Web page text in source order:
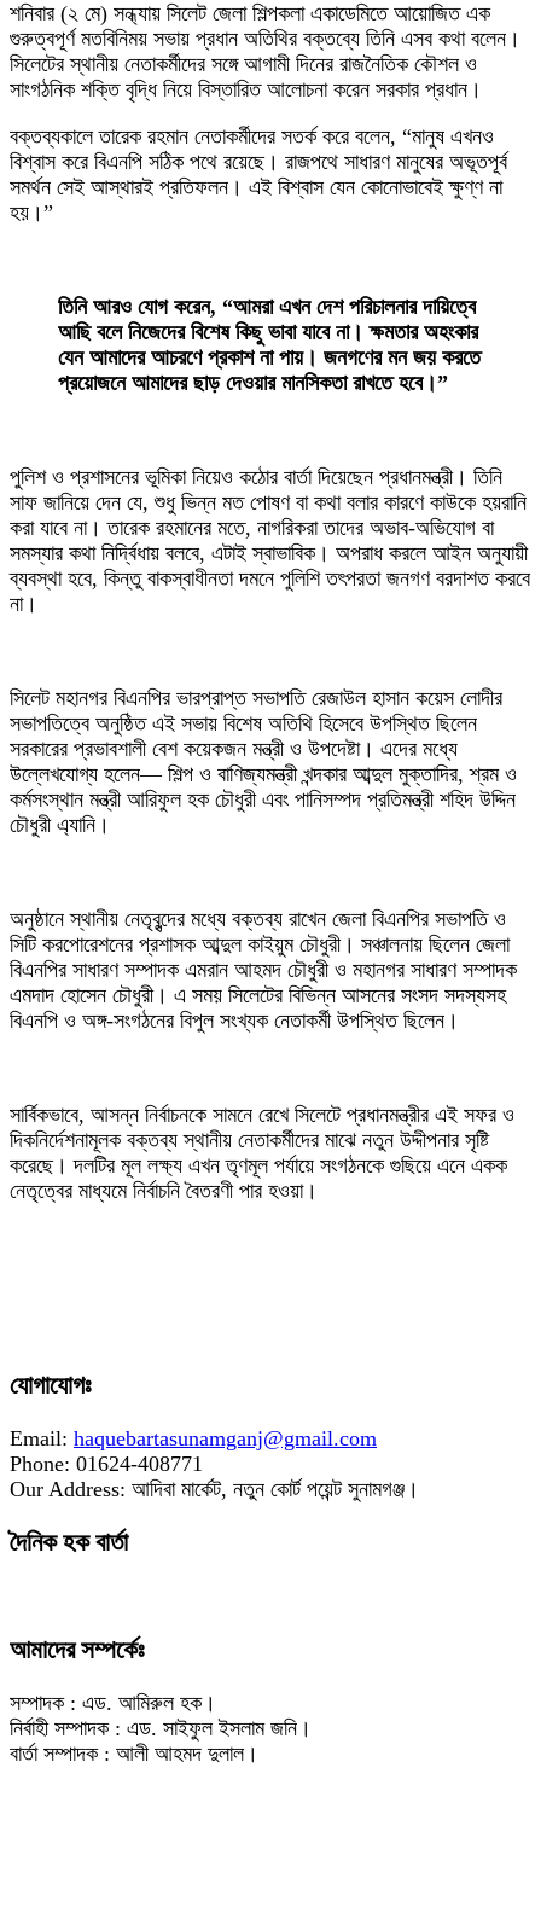
শনিবার (২ মে) সন্ধ্যায় সিলেট জেলা শিল্পকলা একাডেমিতে আয়োজিত এক
গুরুত্বপূর্ণ মতবিনিময় সভায় প্রধান অতিথির বক্তব্যে তিনি এসব কথা বলেন।
সিলেটের স্থানীয় নেতাকর্মীদের সঙ্গে আগামী দিনের রাজনৈতিক কৌশল ও
সাংগঠনিক শক্তি বৃদ্ধি নিয়ে বিস্তারিত আলোচনা করেন সরকার প্রধান।
‎বক্তব্যকালে তারেক রহমান নেতাকর্মীদের সতর্ক করে বলেন, “মানুষ এখনও
বিশ্বাস করে বিএনপি সঠিক পথে রয়েছে। রাজপথে সাধারণ মানুষের অভূতপূর্ব
সমর্থন সেই আস্থারই প্রতিফলন। এই বিশ্বাস যেন কোনোভাবেই ক্ষুণ্ণ না
হয়।”
তিনি আরও যোগ করেন, “আমরা এখন দেশ পরিচালনার দায়িত্বে
আছি বলে নিজেদের বিশেষ কিছু ভাবা যাবে না। ক্ষমতার অহংকার
যেন আমাদের আচরণে প্রকাশ না পায়। জনগণের মন জয় করতে
প্রয়োজনে আমাদের ছাড় দেওয়ার মানসিকতা রাখতে হবে।”
‎পুলিশ ও প্রশাসনের ভূমিকা নিয়েও কঠোর বার্তা দিয়েছেন প্রধানমন্ত্রী। তিনি
সাফ জানিয়ে দেন যে, শুধু ভিন্ন মত পোষণ বা কথা বলার কারণে কাউকে হয়রানি
করা যাবে না। তারেক রহমানের মতে, নাগরিকরা তাদের অভাব-অভিযোগ বা
সমস্যার কথা নির্দ্বিধায় বলবে, এটাই স্বাভাবিক। অপরাধ করলে আইন অনুযায়ী
ব্যবস্থা হবে, কিন্তু বাকস্বাধীনতা দমনে পুলিশি তৎপরতা জনগণ বরদাশত করবে
না।
‎সিলেট মহানগর বিএনপির ভারপ্রাপ্ত সভাপতি রেজাউল হাসান কয়েস লোদীর
সভাপতিত্বে অনুষ্ঠিত এই সভায় বিশেষ অতিথি হিসেবে উপস্থিত ছিলেন
সরকারের প্রভাবশালী বেশ কয়েকজন মন্ত্রী ও উপদেষ্টা। এদের মধ্যে
উল্লেখযোগ্য হলেন— শিল্প ও বাণিজ্যমন্ত্রী খন্দকার আব্দুল মুক্তাদির, শ্রম ও
কর্মসংস্থান মন্ত্রী আরিফুল হক চৌধুরী এবং পানিসম্পদ প্রতিমন্ত্রী শহিদ উদ্দিন
চৌধুরী এ্যানি।
‎অনুষ্ঠানে স্থানীয় নেতৃবৃন্দের মধ্যে বক্তব্য রাখেন জেলা বিএনপির সভাপতি ও
সিটি করপোরেশনের প্রশাসক আব্দুল কাইয়ুম চৌধুরী। সঞ্চালনায় ছিলেন জেলা
বিএনপির সাধারণ সম্পাদক এমরান আহমদ চৌধুরী ও মহানগর সাধারণ সম্পাদক
এমদাদ হোসেন চৌধুরী। এ সময় সিলেটের বিভিন্ন আসনের সংসদ সদস্যসহ
বিএনপি ও অঙ্গ-সংগঠনের বিপুল সংখ্যক নেতাকর্মী উপস্থিত ছিলেন।
‎সার্বিকভাবে, আসন্ন নির্বাচনকে সামনে রেখে সিলেটে প্রধানমন্ত্রীর এই সফর ও
দিকনির্দেশনামূলক বক্তব্য স্থানীয় নেতাকর্মীদের মাঝে নতুন উদ্দীপনার সৃষ্টি
করেছে। দলটির মূল লক্ষ্য এখন তৃণমূল পর্যায়ে সংগঠনকে গুছিয়ে এনে একক
নেতৃত্বের মাধ্যমে নির্বাচনি বৈতরণী পার হওয়া।
যোগাযোগঃ
Email: haquebartasunamganj@gmail.com
Phone: 01624-408771
Our Address: আদিবা মার্কেট, নতুন কোর্ট পয়েন্ট সুনামগঞ্জ।
দৈনিক হক বার্তা
আমাদের সম্পর্কেঃ
সম্পাদক : এড. আমিরুল হক।
নির্বাহী সম্পাদক : এড. সাইফুল ইসলাম জনি।
বার্তা সম্পাদক : আলী আহমদ দুলাল।